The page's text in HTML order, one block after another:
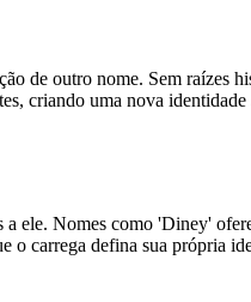
de outro nome. Sem raízes
criando uma nova
Nomes como 'Diney'
carrega defina sua própria